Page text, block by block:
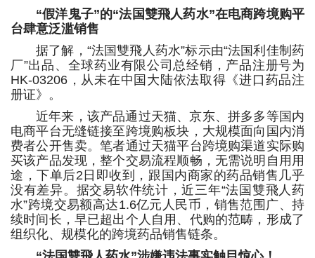
“假洋鬼子”的“法国雙飛人药水”在电商跨境购平
台肆意泛滥销售
据了解，“法国雙飛人药水”标示由“法国利佳制药
厂”出品、全球药业有限公司总经销，产品注册号为
HK-03206，从未在中国大陆依法取得《进口药品注
册证》。
近年来，该产品通过天猫、京东、拼多多等国内
电商平台无缝链接至跨境购板块，大规模面向国内消
费者公开售卖。笔者通过天猫平台跨境购渠道实际购
买该产品发现，整个交易流程顺畅，无需说明自用用
途，下单后2日即收到，跟国内商家的药品销售几乎
没有差异。据交易软件统计，近三年“法国雙飛人药
水”跨境交易额高达1.6亿元人民币，销售范围广、持
续时间长，早已超出个人自用、代购的范畴，形成了
组织化、规模化的跨境药品销售链条。